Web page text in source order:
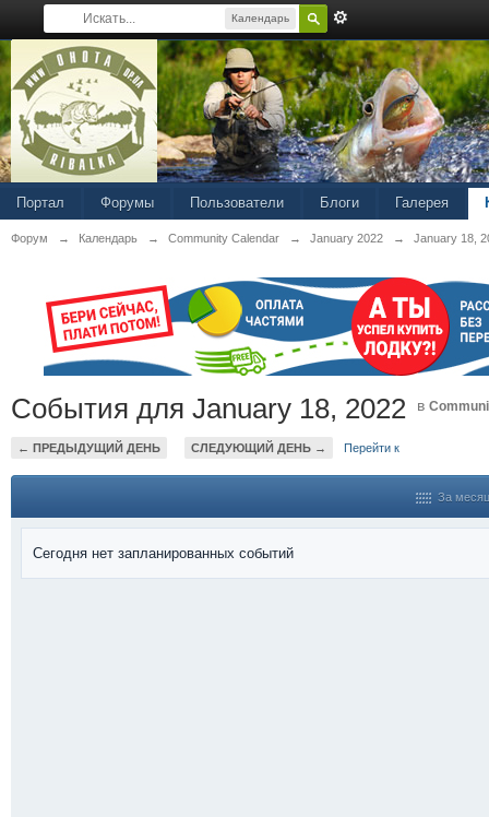
Календарь
Портал Форумы Пользователи Блоги Галерея
Форум → Календарь → Community Calendar → January 2022 → January 18,
События для January 18, 2022 в
← ПРЕДЫДУЩИЙ ДЕНЬ СЛЕДУЮЩИЙ ДЕНЬ → Перейти к
За месяц
Сегодня нет запланированных событий